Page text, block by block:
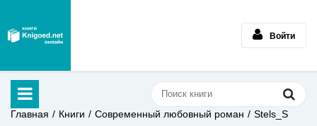
Войти
Главная Книги Современный любовный роман Stels_S